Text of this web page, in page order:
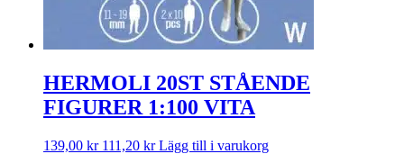
HERMOLI 20ST STÅENDE
FIGURER 1:100 VITA
139,00 kr 111,20 kr Lägg till i varukorg